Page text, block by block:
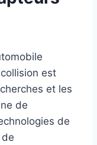
est
et les
de
de